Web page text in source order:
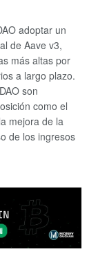
adoptar un
de Aave v3,
más altas por
a largo plazo.
son
como el
mejora de la
de los ingresos